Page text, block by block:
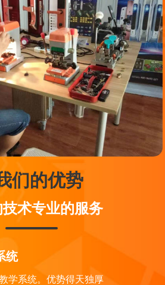
们的优势
技术专业的服务
统
学系统。优势得天独厚